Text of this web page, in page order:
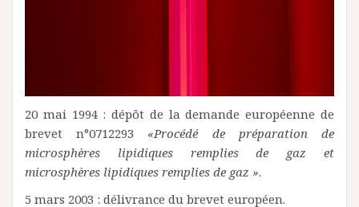
20 mai 1994 : dépôt de la demande européenne de
brevet n°0712293 «Procédé de préparation de
microsphères lipidiques remplies de gaz et
microsphères lipidiques remplies de gaz ».
5 mars 2003 : délivrance du brevet européen.